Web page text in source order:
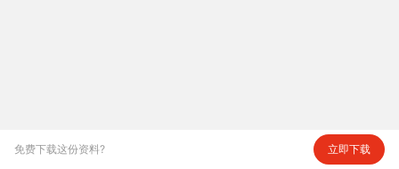
免费下载这份资料? 立即下载